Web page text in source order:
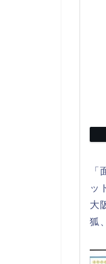
ッ
大
狐